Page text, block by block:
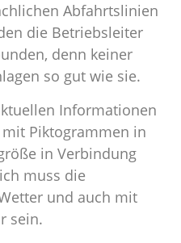
Abfahrtslinien
die Betriebsleiter
denn keiner
so gut wie sie.
Informationen
Piktogrammen in
in Verbindung
muss die
und auch mit
sein.